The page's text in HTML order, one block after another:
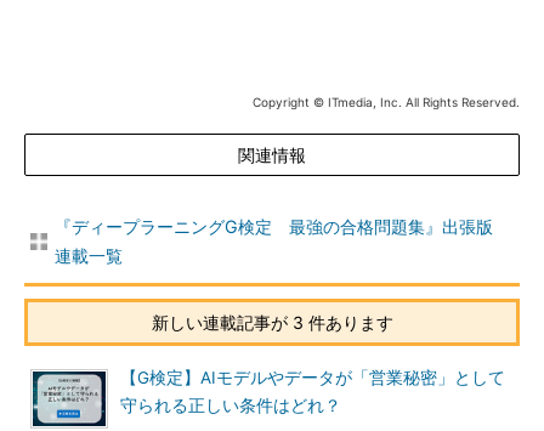
Copyright © ITmedia, Inc. All Rights Reserved.
関連情報
『ディープラーニングG検定 最強の合格問題集』出張版
連載一覧
新しい連載記事が 3 件あります
【G検定】AIモデルやデータが「営業秘密」として
守られる正しい条件はどれ？